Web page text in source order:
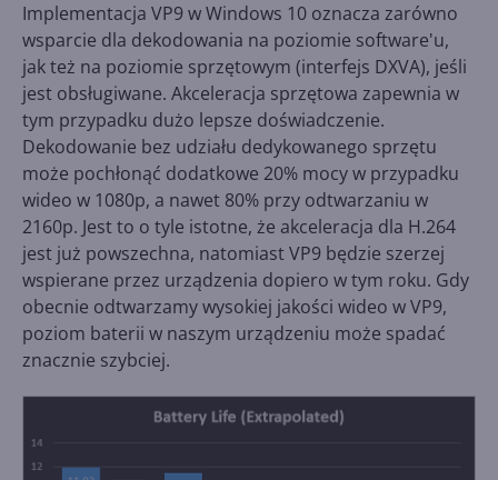
Implementacja VP9 w Windows 10 oznacza zarówno
wsparcie dla dekodowania na poziomie software'u,
jak też na poziomie sprzętowym (interfejs DXVA), jeśli
jest obsługiwane. Akceleracja sprzętowa zapewnia w
tym przypadku dużo lepsze doświadczenie.
Dekodowanie bez udziału dedykowanego sprzętu
może pochłonąć dodatkowe 20% mocy w przypadku
wideo w 1080p, a nawet 80% przy odtwarzaniu w
2160p. Jest to o tyle istotne, że akceleracja dla H.264
jest już powszechna, natomiast VP9 będzie szerzej
wspierane przez urządzenia dopiero w tym roku. Gdy
obecnie odtwarzamy wysokiej jakości wideo w VP9,
poziom baterii w naszym urządzeniu może spadać
znacznie szybciej.